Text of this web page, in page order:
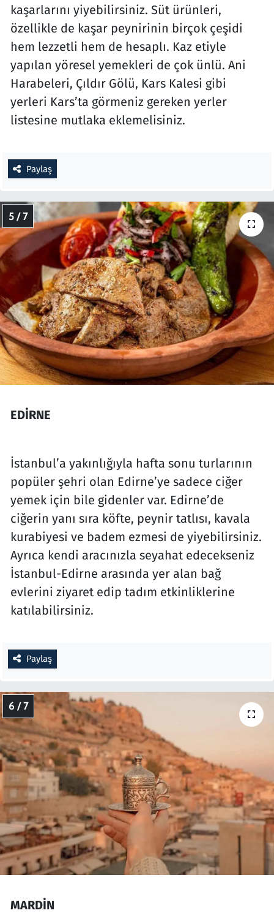
kaşarlarını yiyebilirsiniz. Süt ürünleri,
özellikle de kaşar peynirinin birçok çeşidi
hem lezzetli hem de hesaplı. Kaz etiyle
yapılan yöresel yemekleri de çok ünlü. Ani
Harabeleri, Çıldır Gölü, Kars Kalesi gibi
yerleri Kars’ta görmeniz gereken yerler
listesine mutlaka eklemelisiniz.
Paylaş
5 / 7
EDİRNE
İstanbul’a yakınlığıyla hafta sonu turlarının
popüler şehri olan Edirne’ye sadece ciğer
yemek için bile gidenler var. Edirne’de
ciğerin yanı sıra köfte, peynir tatlısı, kavala
kurabiyesi ve badem ezmesi de yiyebilirsiniz.
Ayrıca kendi aracınızla seyahat edecekseniz
İstanbul-Edirne arasında yer alan bağ
evlerini ziyaret edip tadım etkinliklerine
katılabilirsiniz.
Paylaş
6 / 7
MARDİN